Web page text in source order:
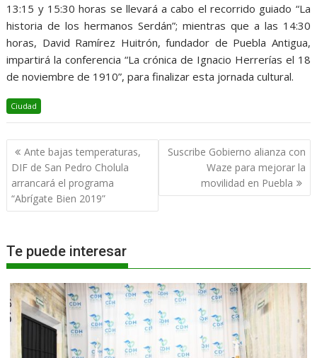
13:15 y 15:30 horas se llevará a cabo el recorrido guiado “La
historia de los hermanos Serdán”; mientras que a las 14:30
horas, David Ramírez Huitrón, fundador de Puebla Antigua,
impartirá la conferencia “La crónica de Ignacio Herrerías el 18
de noviembre de 1910”, para finalizar esta jornada cultural.
Ciudad
Navegación
de
entradas
Ante bajas temperaturas,
DIF de San Pedro Cholula
arrancará el programa
“Abrígate Bien 2019”
Suscribe Gobierno alianza con
Waze para mejorar la
movilidad en Puebla
Te puede interesar